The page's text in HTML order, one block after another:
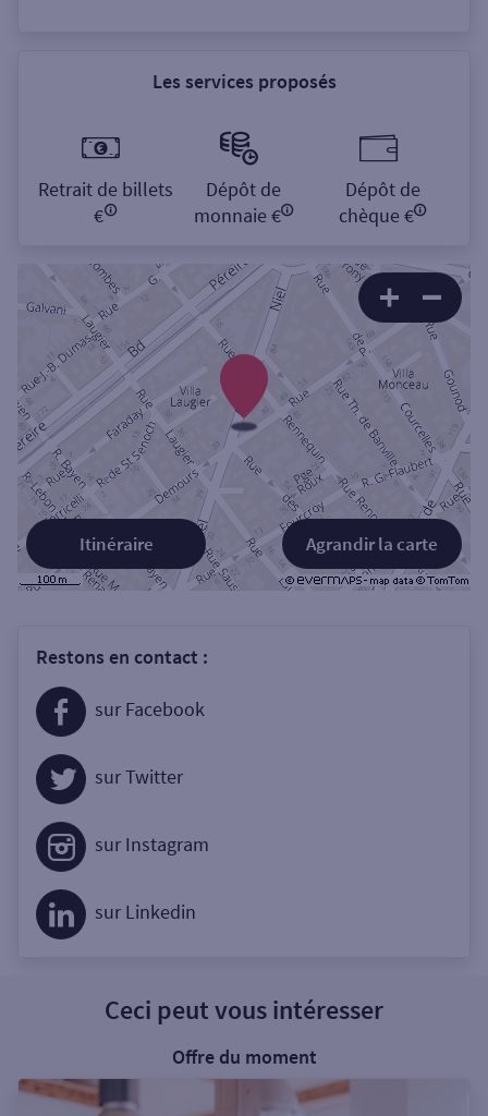
Les services proposés
Retrait de billets
€
Dépôt de
monnaie €
Dépôt de
chèque €
Agrandir la carte
Itinéraire
Restons en contact :
sur Facebook
sur Twitter
sur Instagram
sur Linkedin
Ceci peut vous intéresser
Offre du moment